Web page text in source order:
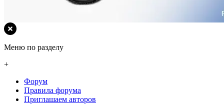
Меню по разделу
+
Форум
Правила форума
Приглашаем авторов